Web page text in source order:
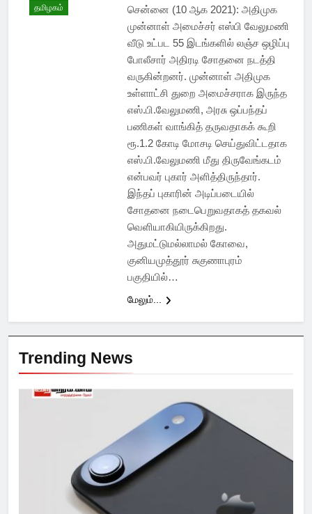
தமிழகம்
சென்னை (10 ஆக 2021): அதிமுக
முன்னாள் அமைச்சர் எஸ்பி வேலுமணி
வீடு உட்பட 55 இடங்களில் லஞ்ச ஒழிப்பு
போலீசார் அதிரடி சோதனை நடத்தி
வருகின்றனர். முன்னாள் அதிமுக
உள்ளாட்சி துறை அமைச்சராக இருந்த
எஸ்.பி.வேலுமணி, அரசு ஒப்பந்தப்
பணிகள் வாங்கித் தருவதாகக் கூறி
ரூ.1.2 கோடி மோசடி செய்துவிட்டதாக
எஸ்.பி.வேலுமணி மீது திருவேங்கடம்
என்பவர் புகார் அளித்திருந்தார்.
இந்தப் புகாரின் அடிப்படையில்
சோதனை நடைபெறுவதாகத் தகவல்
வெளியாகியிருக்கிறது.
அதுமட்டுமல்லாமல் கோவை,
குனியமுத்தூர் சுகுணாபுரம்
பகுதியில்…
மேலும்...
Trending News